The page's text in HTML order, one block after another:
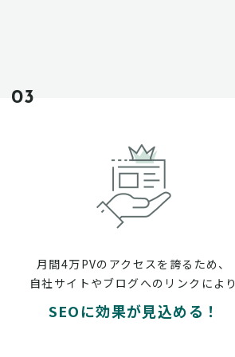
03
月間4万PVのアクセスを誇るため、
自社サイトやブログへのリンクにより
SEOに効果が見込める！